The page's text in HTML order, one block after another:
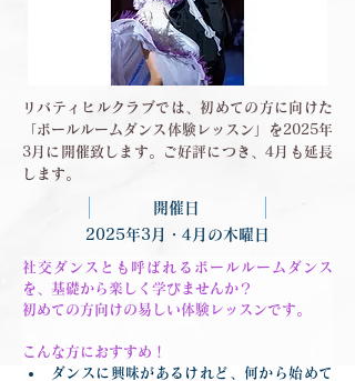
リバティヒルクラブでは、初めての方に向けた
「ボールルームダンス体験レッスン」を2025年
3月に開催致します。ご好評につき、4月も延長
します。
開催日
2025年3月・4月の木曜日
社交ダンスとも呼ばれるボールルームダンス
を、基礎から楽しく学びませんか？
初めての方向けの易しい体験レッスンです。
こんな方におすすめ！
ダンスに興味があるけれど、何から始めて